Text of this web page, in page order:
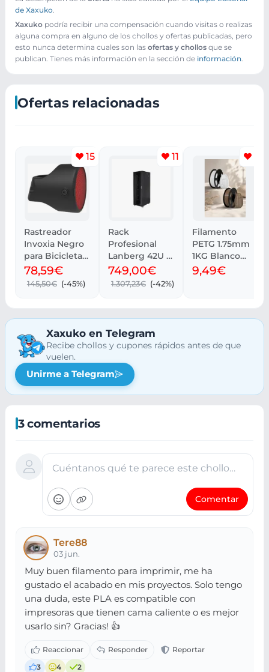
de Xaxuko
Xaxuko podría recibir una compensación cuando visitas o realizas
alguna compra en alguno de los chollos y ofertas publicadas, pero
esto nunca determina cuales son las ofertas y chollos que se
publican. Tienes más información en la sección de información
Ofertas relacionadas
15
Rastreador
Invoxia Negro
para Bicicletas
GPS
78,59€
145,50€ (-45%)
11
Rack
Profesional
Lanberg 42U -
800 kg,
Ventilación y
749,00€
1.307,23€ (-42%)
Filamento
PETG 1.75mm
1KG Blanco
Nieve y Marrón
9,49€
Xaxuko en Telegram
Recibe chollos y cupones rápidos antes de que
vuelen.
Unirme a Telegram
3 comentarios
Cuéntanos qué te parece este chollo…
Comentar
Tere88
03 jun.
Muy buen filamento para imprimir, me ha
gustado el acabado en mis proyectos. Solo tengo
una duda, este PLA es compatible con
impresoras que tienen cama caliente o es mejor
usarlo sin? Gracias! 👍
3 4 2